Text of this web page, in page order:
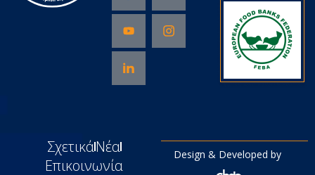
ΣχετικάΝέα
Επικοινωνία
Design & Developed by